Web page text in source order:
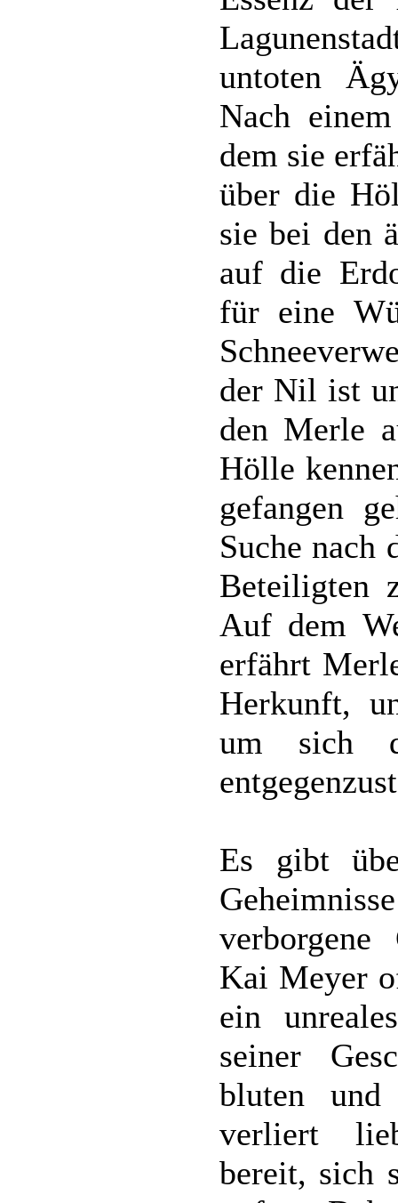
untoten
Nach
dem sie
über die
sie bei den
auf die
für eine
der Nil ist
den Merle
Hölle
gefangen
Suche nach
Beteiligten
Auf dem
erfährt
Herkunft,
um sich
Es gibt
Kai Meyer
ein
seiner
bluten und
verliert
bereit, sich